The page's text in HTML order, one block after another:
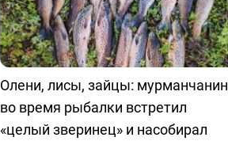
Олени, лисы, зайцы: мурманчанин
во время рыбалки встретил
«целый зверинец» и насобирал